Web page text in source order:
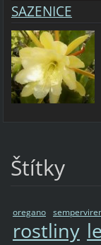
SAZENICE
Štítky
oregano
rostliny